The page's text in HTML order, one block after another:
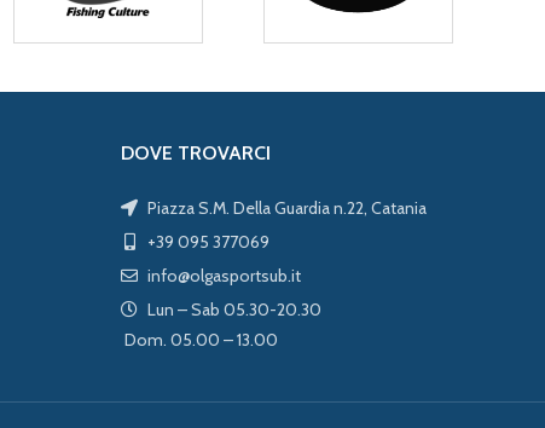
DOVE TROVARCI
Piazza S.M. Della Guardia n.22, Catania
+39 095 377069
info@olgasportsub.it
Lun – Sab 05.30-20.30
Dom. 05.00 – 13.00